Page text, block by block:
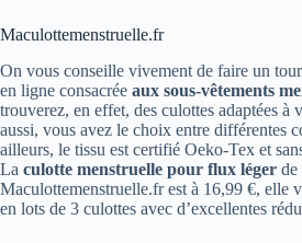
Maculottemenstruelle.fr
On vous conseille vivement de faire un
en ligne consacrée aux sous-vêtements
trouverez, en effet, des culottes adaptées à
aussi, vous avez le choix entre différentes
ailleurs, le tissu est certifié Oeko-Tex et
La culotte menstruelle pour flux léger de
Maculottemenstruelle.fr est à 16,99 €, elle
en lots de 3 culottes avec d’excellentes